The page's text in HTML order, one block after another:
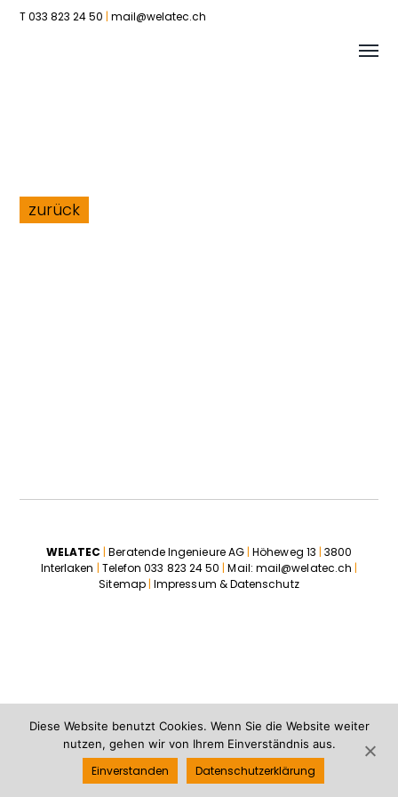
T 033 823 24 50 |mail@welatec.ch
WELATEC | Beratende Ingenieure AG | Höheweg 13 | 3800
Interlaken | Telefon033 823 24 50 | Mail: mail@welatec.ch |
Sitemap | Impressum & Datenschutz
Diese Website benutzt Cookies. Wenn Sie die Website weiter
nutzen, gehen wir von Ihrem Einverständnis aus.
Einverstanden Datenschutzerklärung